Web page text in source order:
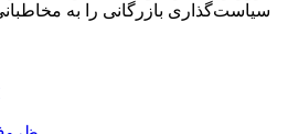
سیاست‌گذاری بازرگانی را به